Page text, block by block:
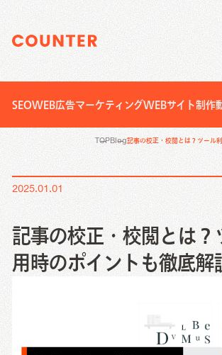
Digital Marketing
Creative Work
サイトTOP 企業情報
資料請求
Digital Marketing
Creative Work
SEOWEB広告マーケティングWEBサイト制作
TOPBlog記事の校正・校閲とは？ツール
2025.01.01
記事の校正・校閲とは？
用時のポイントも徹底解